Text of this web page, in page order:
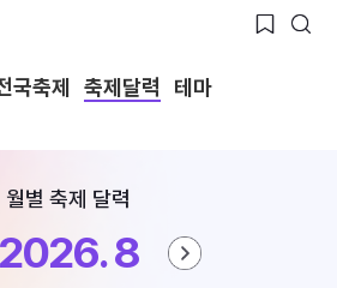
국축제 축제달력 테마
월별 축제 달력
2026. 8